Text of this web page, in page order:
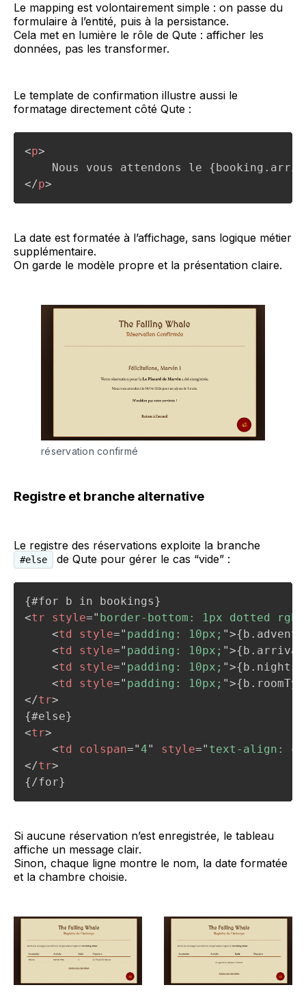
Le mapping est volontairement simple : on passe du
formulaire à l’entité, puis à la persistance.
Cela met en lumière le rôle de Qute : afficher les
données, pas les transformer.
Le template de confirmation illustre aussi le
formatage directement côté Qute :
<p>
</p>
La date est formatée à l’affichage, sans logique métier
supplémentaire.
On garde le modèle propre et la présentation claire.
réservation confirmé
Registre et branche alternative
Le registre des réservations exploite la branche
#else de Qute pour gérer le cas “vide” :
<tr style=" border-bottom: 1px dotted
<td style=" padding: 10px; ">
<td style=" padding: 10px; ">
<td style=" padding: 10px; ">{b.nights}
<td style=" padding: 10px; ">
</tr>
<tr>
<td colspan="4" style=" text-align:
</tr>
Si aucune réservation n’est enregistrée, le tableau
affiche un message clair.
Sinon, chaque ligne montre le nom, la date formatée
et la chambre choisie.